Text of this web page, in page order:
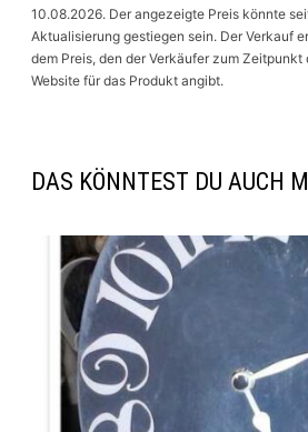
10.08.2026. Der angezeigte Preis könnte
Aktualisierung gestiegen sein. Der Verkauf
dem Preis, den der Verkäufer zum Zeitpunkt
Website für das Produkt angibt.
DAS KÖNNTEST DU AUCH